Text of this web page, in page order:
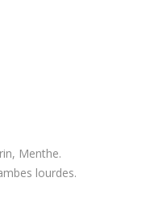
Menthe.
lourdes.